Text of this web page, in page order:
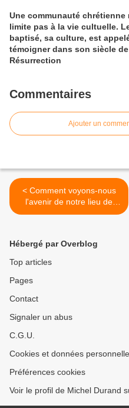
Une communauté chrétienne
limite pas à la vie cultuelle.
baptisé, sa culture, est
témoigner dans son siècle
Résurrection
Commentaires
Ajouter un
< Comment voyons-nous
l'avenir de notre lieu de
mission compte tenu
Hébergé par Overblog
Top articles
Pages
Contact
Signaler un abus
C.G.U.
Cookies et données
Préférences cookies
Voir le profil de Michel Durand